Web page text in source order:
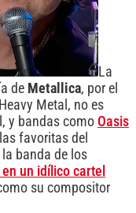
La
de Metallica, por el
Metal, no es
y bandas como Oasis
favoritas del
banda de los
un idílico cartel
su compositor